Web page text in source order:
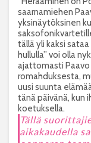
saarnamiehen
yksinäytöksinen
tällä yli kaksi
hullulla” voi olla
ajattomasti
romahduksesta,
uusi suunta
tänä päivänä, kun
koetuksella.
Tällä
aikakaudella